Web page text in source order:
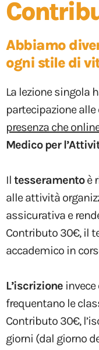
Abbiamo
ogni stile di
La lezione singola
partecipazione alle
presenza che
Medico per
Il tesseramentoè
alle attività
assicurativa e
Contributo 30€, il
accademico in
L’iscrizione
frequentano le
Contributo 30€,
giorni (dal giorno